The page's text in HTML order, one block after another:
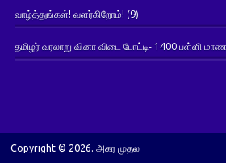
வாழ்த்துங்கள்! வளர்கிறோம்! (9)
தமிழர் வரலாறு வினா விடை போட்டி- 1400 பள்ளி
Copyright © 2026. அகர முதல